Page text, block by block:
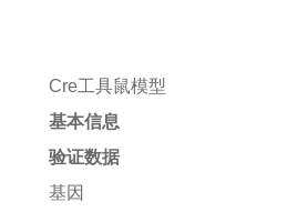
Cre工具鼠模型
基本信息
验证数据
基因